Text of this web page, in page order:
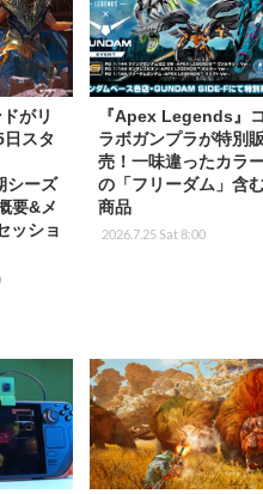
がリ
スタ
シーズ
要&メ
ッショ
『Apex Legends』コ
ラボガンプラが特別販
売！一味違ったカラ
の「フリーダム」含
商品
2026.7.25 Sat 8:00